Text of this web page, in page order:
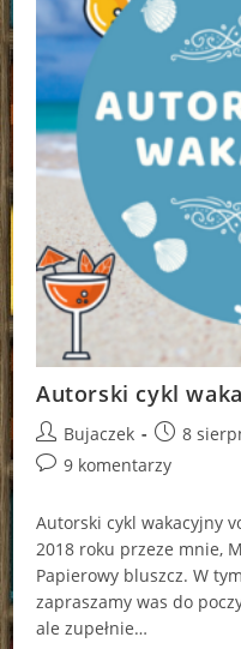
Autorski cykl
Post
author:
Bujaczek
Post
published:
8
Post9 komentarzy
Autorski cykl wakacyjny
2018 roku przeze mnie,
Papierowy bluszcz. W
zapraszamy was do
ale zupełnie…